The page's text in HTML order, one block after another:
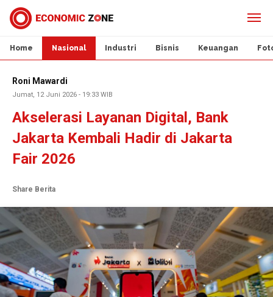
Home Nasional Industri Bisnis Keuangan
Roni Mawardi
Jumat, 12 Juni 2026 - 19:33 WIB
Akselerasi Layanan Digital, Bank
Jakarta Kembali Hadir di Jakarta
Fair 2026
Share Berita